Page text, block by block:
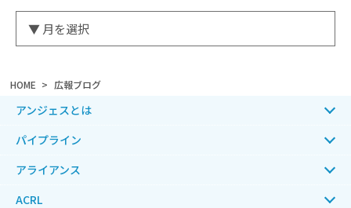
HOME 広報ブログ
アンジェスとは
パイプライン
アライアンス
ACRL